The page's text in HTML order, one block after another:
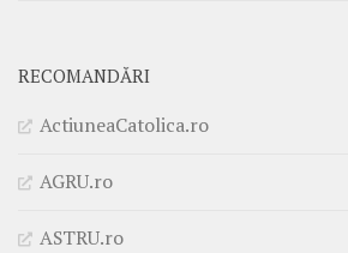
RECOMANDĂRI
ActiuneaCatolica.ro
AGRU.ro
ASTRU.ro